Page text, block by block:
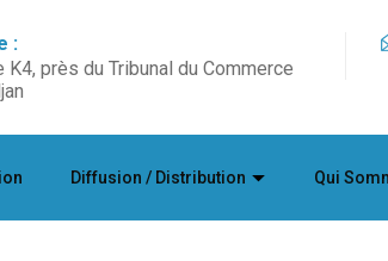
:
près du Tribunal du Commerce
Diffusion / Distribution Qui